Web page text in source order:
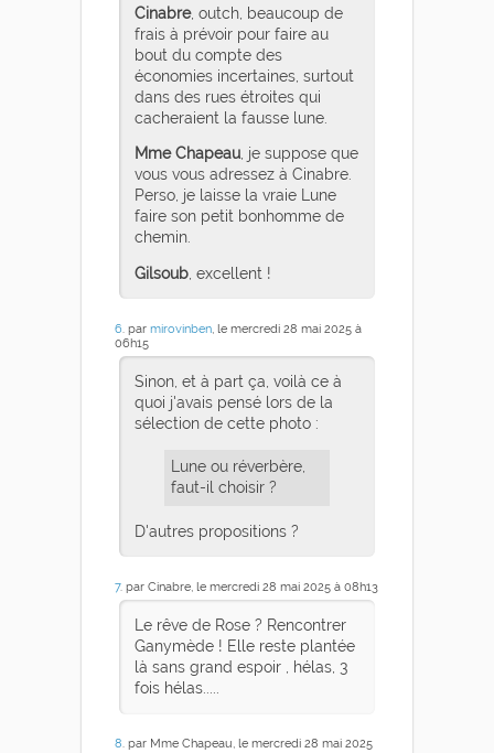
Cinabre, outch, beaucoup de
frais à prévoir pour faire au
bout du compte des
économies incertaines, surtout
dans des rues étroites qui
cacheraient la fausse lune.
Mme Chapeau, je suppose que
vous vous adressez à Cinabre.
Perso, je laisse la vraie Lune
faire son petit bonhomme de
chemin.
Gilsoub, excellent !
6. par mirovinben, le mercredi 28 mai 2025 à
06h15
Sinon, et à part ça, voilà ce à
quoi j'avais pensé lors de la
sélection de cette photo :
Lune ou réverbère,
faut-il choisir ?
D'autres propositions ?
7. par Cinabre, le mercredi 28 mai 2025 à 08h13
Le rêve de Rose ? Rencontrer
Ganymède ! Elle reste plantée
là sans grand espoir , hélas, 3
fois hélas.....
8. par Mme Chapeau, le mercredi 28 mai 2025